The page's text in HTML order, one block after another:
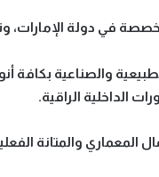
في دولة الإمارات،
والصناعية بكافة
الداخلية الراقية.
المعماري والمتانة